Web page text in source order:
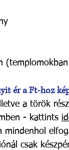
ér a Ft-hoz
a török
- kattints
mindenhol
csak